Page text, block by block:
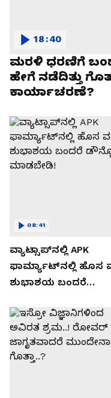
ಮರಳಿ ಧರಣಿಗೆ
ಹೇಗೆ ನಡೆದಿತ್ತು
ಕಾರ್ಯಾಚರಣೆ?
18:40
ವ್ಯಾಟ್ಸಾಪ್‌ನಲ್ಲಿ APK
ಫಾರ್ಮ್ಯಾಟ್‌ನಲ್ಲಿ ಹೊಸ
ಶುಭಾಶಯ ಬಂದರೆ
08:41